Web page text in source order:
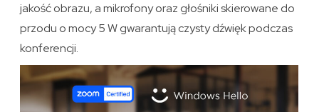
jakość obrazu, a mikrofony oraz głośniki skierowane do
przodu o mocy 5 W gwarantują czysty dźwięk podczas
konferencji.